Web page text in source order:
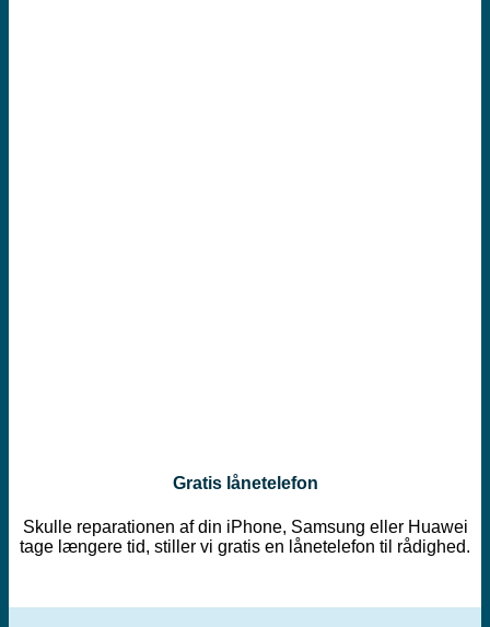
Gratis lånetelefon
Skulle reparationen af din iPhone, Samsung eller Huawei
tage længere tid, stiller vi gratis en lånetelefon til rådighed.